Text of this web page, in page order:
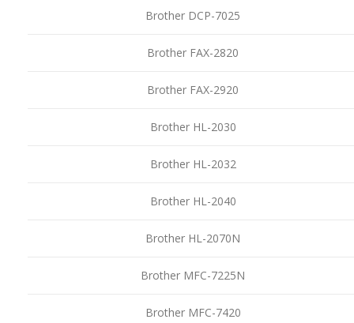
Brother DCP-7025
Brother FAX-2820
Brother FAX-2920
Brother HL-2030
Brother HL-2032
Brother HL-2040
Brother HL-2070N
Brother MFC-7225N
Brother MFC-7420